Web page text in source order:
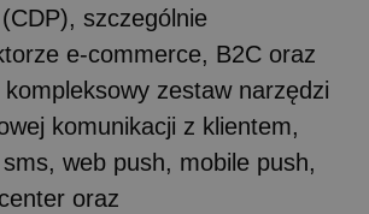
szczególnie
e-commerce, B2C oraz
zestaw narzędzi
komunikacji z klientem,
web push, mobile push,
oraz